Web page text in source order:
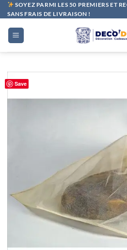
Passer
au
contenu
SOYEZ PARMI LES 50 PREMIERS ET
SANS FRAIS DE LIVRAISON !
Save